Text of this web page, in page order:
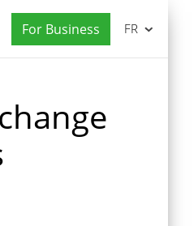
For Business FR